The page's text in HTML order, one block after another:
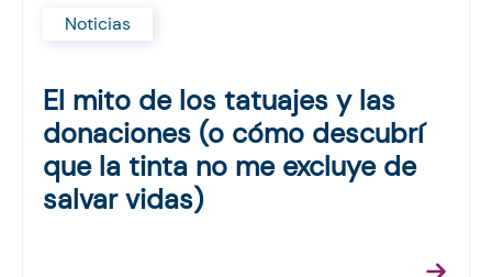
Noticias
El mito de los tatuajes y las
donaciones (o cómo descubrí
que la tinta no me excluye de
salvar vidas)